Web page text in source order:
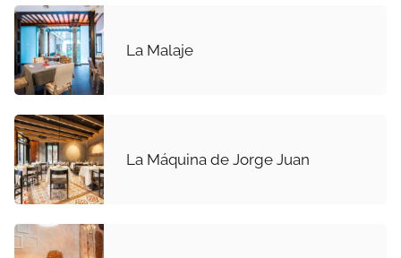
La Malaje
La Máquina de Jorge Juan